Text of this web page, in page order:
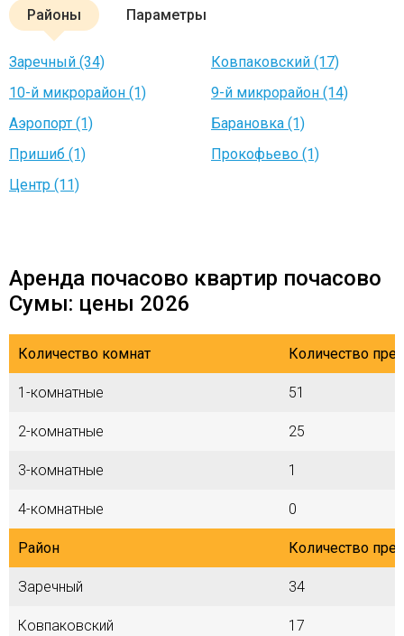
Районы Параметры
Заречный (34)
Ковпаковский (17)
10-й микрорайон (1)
9-й микрорайон (14)
Аэропорт (1)
Барановка (1)
Пришиб (1)
Прокофьево (1)
Центр (11)
Аренда почасово квартир почасово
Сумы: цены 2026
Количество комнат Количество
1-комнатные 51
2-комнатные 25
3-комнатные 1
4-комнатные 0
Район Количество
Заречный 34
Ковпаковский 17